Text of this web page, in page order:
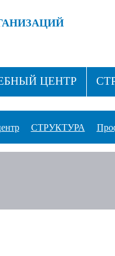
ЦЕНТР
СТРУКТУРА